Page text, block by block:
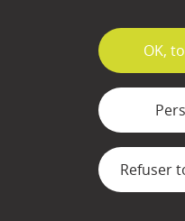
✓
OK,
Refuser